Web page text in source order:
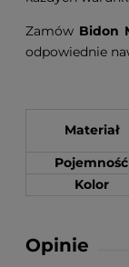
Zamów Bidon
odpowiednie
Materiał
Pojemność
Kolor
Opinie